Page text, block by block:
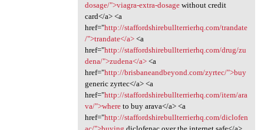
dosage/">viagra-extra-dosagewithout credit
card</a> <a
href="http://staffordshirebullterrierhq.com/trandate
/">trandate</a><a
href="http://staffordshirebullterrierhq.com/drug/zu
dena/">zudena</a><a
href="http://brisbaneandbeyond.com/zyrtec/">buy
generic zyrtec</a> <a
href="http://staffordshirebullterrierhq.com/item/ara
va/">whereto buy arava</a> <a
href="http://staffordshirebullterrierhq.com/diclofen